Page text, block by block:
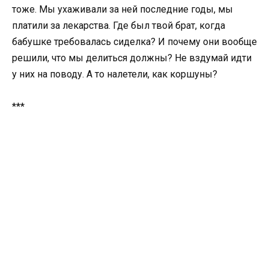
тоже. Мы ухаживали за ней последние годы, мы
платили за лекарства. Где был твой брат, когда
бабушке требовалась сиделка? И почему они вообще
решили, что мы делиться должны? Не вздумай идти
у них на поводу. А то налетели, как коршуны?
***